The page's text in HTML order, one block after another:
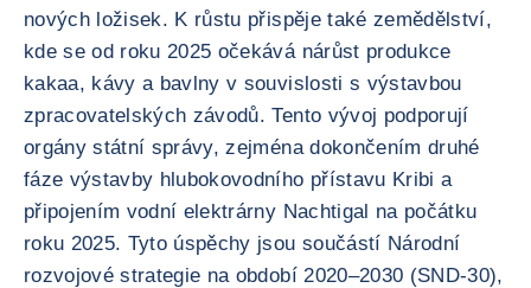
nových ložisek. K růstu přispěje také zemědělství,
kde se od roku 2025 očekává nárůst produkce
kakaa, kávy a bavlny v souvislosti s výstavbou
zpracovatelských závodů. Tento vývoj podporují
orgány státní správy, zejména dokončením druhé
fáze výstavby hlubokovodního přístavu Kribi a
připojením vodní elektrárny Nachtigal na počátku
roku 2025. Tyto úspěchy jsou součástí Národní
rozvojové strategie na období 2020–2030 (SND-30),